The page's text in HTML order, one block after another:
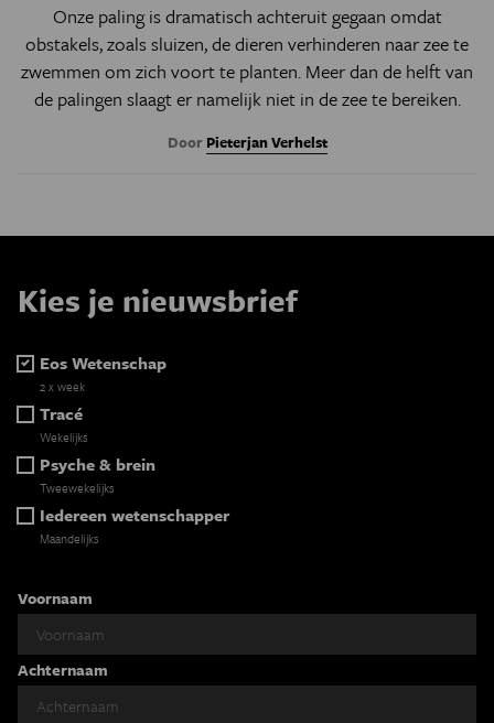
Onze paling is dramatisch achteruit gegaan omdat
obstakels, zoals sluizen, de dieren verhinderen naar zee te
zwemmen om zich voort te planten. Meer dan de helft van
de palingen slaagt er namelijk niet in de zee te bereiken.
Door Pieterjan Verhelst
Kies je nieuwsbrief
Eos Wetenschap
2 x week
Tracé
Wekelijks
Psyche & brein
Tweewekelijks
Iedereen wetenschapper
Maandelijks
Voornaam
Achternaam